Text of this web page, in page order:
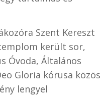
Szent Kereszt
került sor,
Óvoda, Általános
Gloria kórusa közös
lengyel